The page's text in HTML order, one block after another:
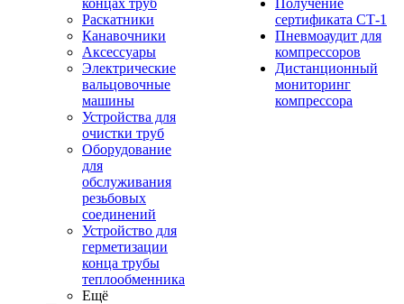
концах труб
Раскатники
Канавочники
Аксессуары
Электрические
вальцовочные
машины
Устройства для
очистки труб
Оборудование
для
обслуживания
резьбовых
соединений
Устройство для
герметизации
конца трубы
теплообменника
Ещё
Получение
сертификата СТ-1
Пневмоаудит для
компрессоров
Дистанционный
мониторинг
компрессора